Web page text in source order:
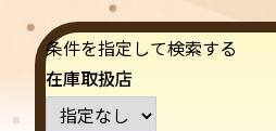
条件を指定して検索する
在庫取扱店